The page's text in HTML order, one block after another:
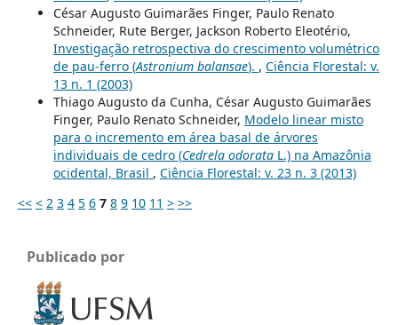
César Augusto Guimarães Finger, Paulo Renato
Schneider, Rute Berger, Jackson Roberto Eleotério,
Investigação retrospectiva do crescimento volumétrico
de pau-ferro (Astronium balansae). , Ciência Florestal: v.
13 n. 1 (2003)
Thiago Augusto da Cunha, César Augusto Guimarães
Finger, Paulo Renato Schneider, Modelo linear misto
para o incremento em área basal de árvores
individuais de cedro (Cedrela odorataL.) na Amazônia
ocidental, Brasil , Ciência Florestal: v. 23 n. 3 (2013)
<< < 2 3 4 5 6 7 8 9 10 11 > >>
Publicado por